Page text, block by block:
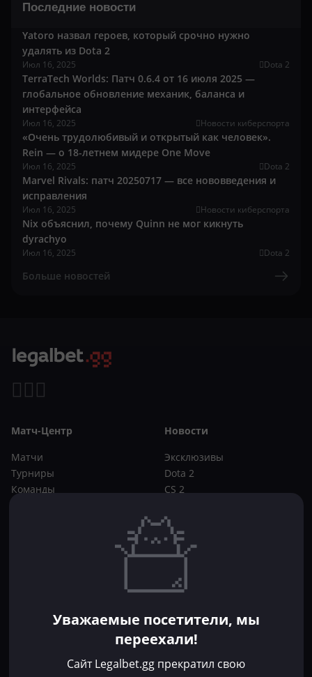
Последние новости
Yatoro назвал героев, который срочно нужно
удалять из Dota 2
Июл 16, 2025 Dota 2
TerraTech Worlds: Патч 0.6.4 от 16 июля 2025 —
глобальное обновление механик, баланса и
интерфейса
Июл 16, 2025 Новости киберспорта
«Очень трудолюбивый и открытый как человек».
Rein — о 18-летнем мидере One Move
Июл 16, 2025 Dota 2
Marvel Rivals: патч 20250717 — все нововведения и
исправления
Июл 16, 2025 Новости киберспорта
Nix объяснил, почему Quinn не мог кикнуть
dyrachyo
Июл 16, 2025 Dota 2
Больше новостей
Матч-Центр
Матчи
Турниры
Команды
Новости
Эксклюзивы
Dota 2
CS 2
Букмекеры
CS 2
Фрибеты
Без депозита
Уважаемые посетители, мы
переехали!
Сайт Legalbet.gg прекратил свою